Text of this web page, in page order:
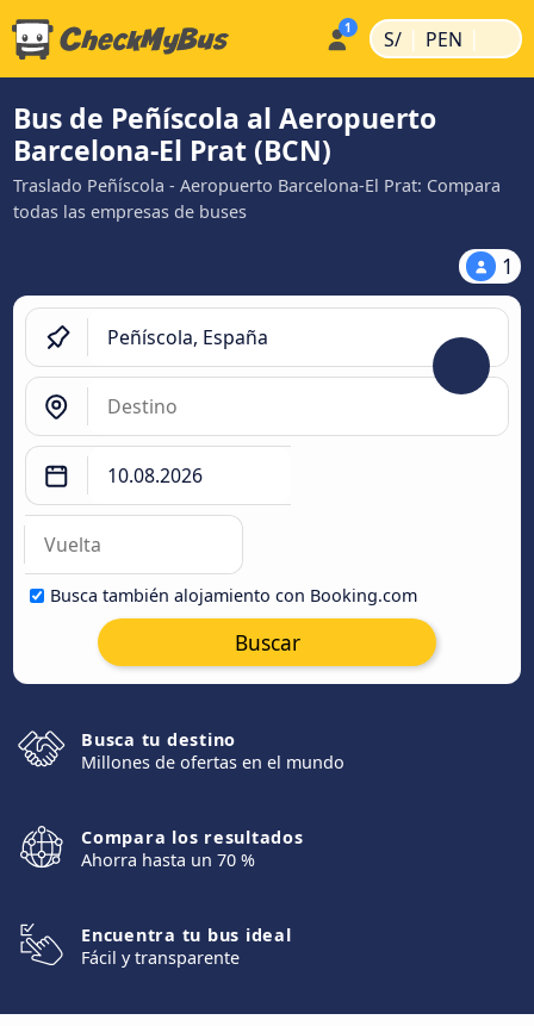
S/ | PEN |
Bus de Peñíscola al Aeropuerto
Barcelona-El Prat (BCN)
Traslado Peñíscola - Aeropuerto Barcelona-El Prat: Compara
todas las empresas de buses
1
Busca también alojamiento con Booking.com
Buscar
Busca tu destino
Millones de ofertas en el mundo
Compara los resultados
Ahorra hasta un 70 %
Encuentra tu bus ideal
Fácil y transparente